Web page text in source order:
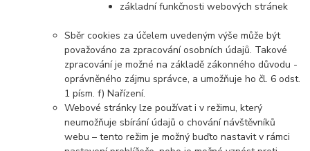
základní funkčnosti webových stránek
Sběr cookies za účelem uvedeným výše může být
považováno za zpracování osobních údajů. Takové
zpracování je možné na základě zákonného důvodu -
oprávněného zájmu správce, a umožňuje ho čl. 6 odst.
1 písm. f) Nařízení.
Webové stránky lze používat i v režimu, který
neumožňuje sbírání údajů o chování návštěvníků
webu – tento režim je možný buďto nastavit v rámci